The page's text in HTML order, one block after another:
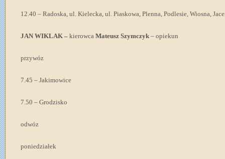
12.40 – Radoska, ul. Kielecka, ul. Piaskowa, Plenna, Podlesie, Wiosna,
JAN WIKLAK – kierowca Mateusz Szymczyk – opiekun
przywóz
7.45 – Jakimowice
7.50 – Grodzisko
odwóz
poniedziałek